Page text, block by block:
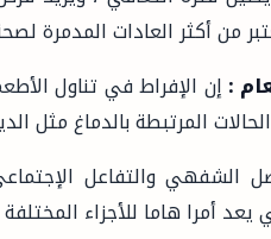
من أكثر العادات المدمرة
إن الإفراط في تناول
المرتبطة بالدماغ مثل
الشفهي والتفاعل
أمرا هاما للأجزاء